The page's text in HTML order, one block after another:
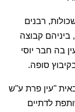
רבנים
קבוצה
בה חבר יוסי
סופה.
"עין פרת ע"ש
לדתיים